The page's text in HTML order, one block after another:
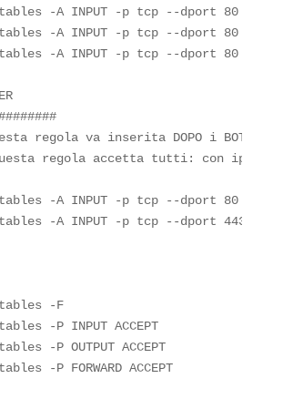
-A INPUT -p tcp --dport 80 -s
-A INPUT -p tcp --dport 80 -s
-A INPUT -p tcp --dport 80 -s
regola va inserita DOPO i BOT
regola accetta tutti: con
-F
-P INPUT ACCEPT
-P OUTPUT ACCEPT
-P FORWARD ACCEPT